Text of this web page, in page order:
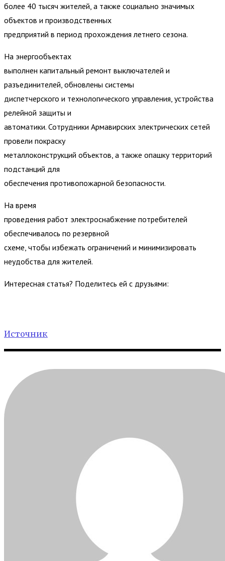
более 40 тысяч жителей, а также социально значимых
объектов и производственных
предприятий в период прохождения летнего сезона.
На энергообъектах
выполнен капитальный ремонт выключателей и
разъединителей, обновлены системы
диспетчерского и технологического управления, устройства
релейной защиты и
автоматики. Сотрудники Армавирских электрических сетей
провели покраску
металлоконструкций объектов, а также опашку территорий
подстанций для
обеспечения противопожарной безопасности.
На время
проведения работ электроснабжение потребителей
обеспечивалось по резервной
схеме, чтобы избежать ограничений и минимизировать
неудобства для жителей.
Интересная статья? Поделитесь ей с друзьями:
Источник